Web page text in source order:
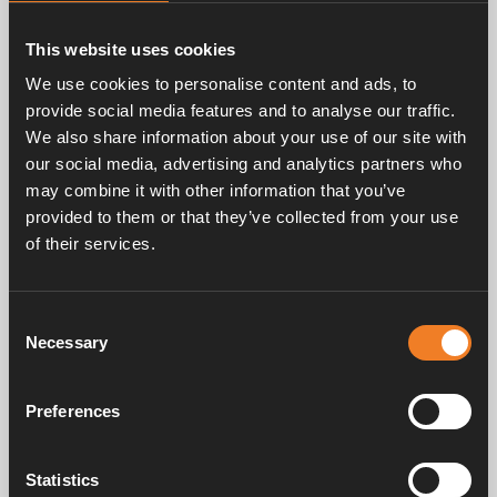
This website uses cookies
We use cookies to personalise content and ads, to
provide social media features and to analyse our traffic.
We also share information about your use of our site with
our social media, advertising and analytics partners who
may combine it with other information that you’ve
provided to them or that they’ve collected from your use
of their services.
Selection
Necessary
Preferences
Statistics
Wartung des Alde heizkessel
Wie gut kennen Sie Ihr Alde-System?
oder schon seit Jahren eines verwenden, es lohnt sich
dem System herausholen und maximalen Komfort auf
Ihren Reisen genießen können. Wir wollen einen Blick auf
Systemen erhalten.